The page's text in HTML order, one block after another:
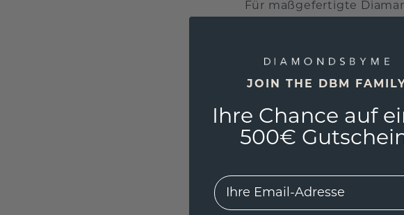
Für maßgefertigte
über unseren
Stornierung eine
MEHRWEGARTIKEL
Bei Artikeln mit einem
Diese Wertminderung
Ihren Schmuck
Designs und den
Nicht anpassbare
Bedingungen für die
JOIN THE DBM FAMILY
Ihre Chance auf
500€
EMail